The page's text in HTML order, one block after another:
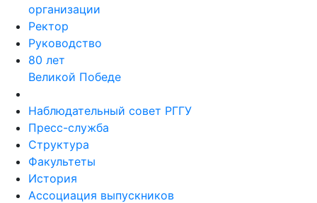
организации
Ректор
Руководство
80 лет
Великой Победе
Наблюдательный совет РГГУ
Пресс-служба
Структура
Факультеты
История
Ассоциация выпускников